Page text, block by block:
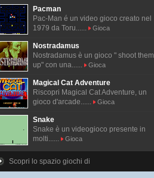
Pacman
Pac-Man é un video gioco creato nel
1979 da Toru......
Gioca
Nostradamus
Nostradamus è un gioco " shoot them
up" con una......
Gioca
Magical Cat Adventure
Riscopri Magical Cat Adventure, un
gioco d'arcade......
Gioca
Snake
Snake è un videogioco presente in
molti......
Gioca
Scopri lo spazio giochi di